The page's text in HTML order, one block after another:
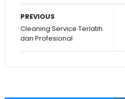
PREVIOUS
Cleaning Service Terlatih
dan Profesional